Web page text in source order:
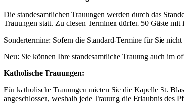
Die standesamtlichen Trauungen werden durch das
Trauungen statt. Zu diesen Terminen dürfen 50 Gäste mit
Sondertermine: Sofern die Standard-Termine für Sie
Neu: Sie können Ihre standesamtliche Trauung auch im
Katholische Trauungen:
Für katholische Trauungen mieten Sie die Kapelle St.
angeschlossen, weshalb jede Trauung die Erlaubnis des